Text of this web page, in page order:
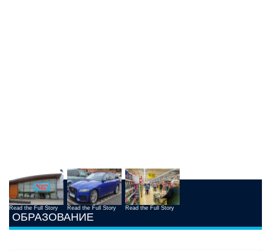
Read the Full Story Read the Full Story Read the Full Story
ОБРАЗОВАНИЕ